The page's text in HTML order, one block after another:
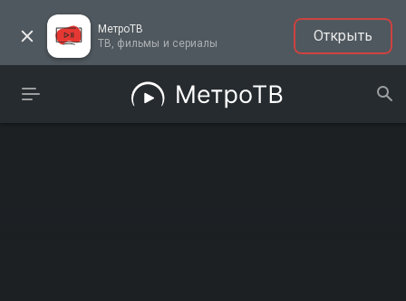
МетроТВ
ТВ, фильмы и сериалы
Открыть